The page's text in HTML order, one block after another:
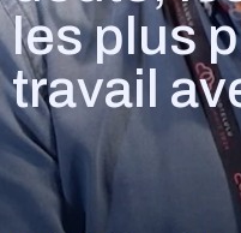
Accéder
les plus
travail